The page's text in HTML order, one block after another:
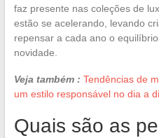
faz presente nas coleções de
estão se acelerando, levando
repensar a cada ano o
novidade.
Veja também : Tendências de
um estilo responsável no dia a
Quais são as